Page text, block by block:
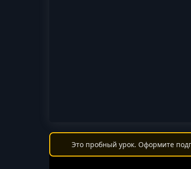
Это пробный урок. Оформите